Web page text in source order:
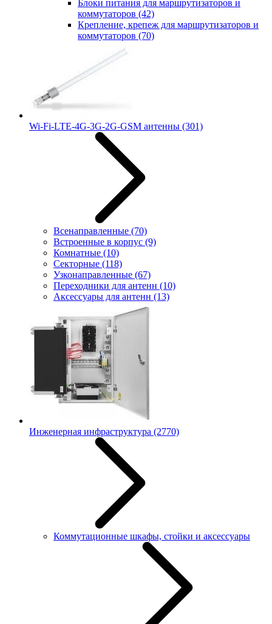
Блоки питания для маршрутизаторов и
коммутаторов (42)
Крепление, крепеж для маршрутизаторов и
коммутаторов (70)
Wi-Fi-LTE-4G-3G-2G-GSM антенны (301)
Всенаправленные (70)
Встроенные в корпус (9)
Комнатные (10)
Секторные (118)
Узконаправленные (67)
Переходники для антенн (10)
Аксессуары для антенн (13)
Инженерная инфраструктура (2770)
Коммутационные шкафы, стойки и аксессуары